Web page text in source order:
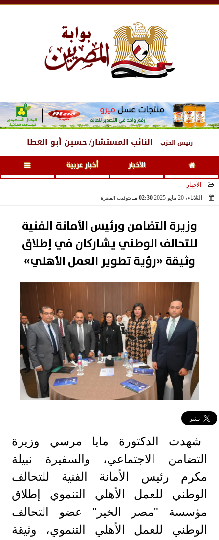
رئيس الحزب النائب المستشار/ حسين أبو العطا
الأخبار أخبار عربية
الأخبار
الثلاثاء، 20 مايو 2025
02:30 مـ بتوقيت القاهرة
وزيرة التضامن ورئيس الأمانة الفنية
للتحالف الوطني يشاركان في إطلاق
وثيقة «رؤية تطوير العمل الأهلي»
شهدت الدكتورة مايا مرسي وزيرة
التضامن الاجتماعي، والسفيرة نبيلة
مكرم رئيس الأمانة الفنية للتحالف
الوطني للعمل الأهلي التنموي إطلاق
مؤسسة "مصر الخير" عضو التحالف
الوطني للعمل الأهلي التنموي، وثيقة